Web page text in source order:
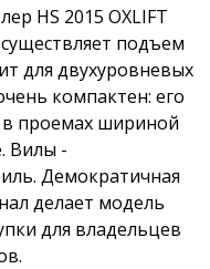
HS 2015 OXLIFT
подъем
для двухуровневых
компактен: его
проемах шириной
Вилы -
Демократичная
делает модель
для владельцев